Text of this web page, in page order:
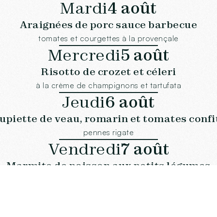
Mardi4 août
Araignées de porc sauce barbecue
tomates et courgettes à la provençale
Mercredi5 août
Risotto de crozet et céleri
à la crème de champignons et tartufata
Jeudi6 août
de veau, romarin et tomates
pennes rigate
Vendredi7 août
Marmite de poisson aux petits légumes